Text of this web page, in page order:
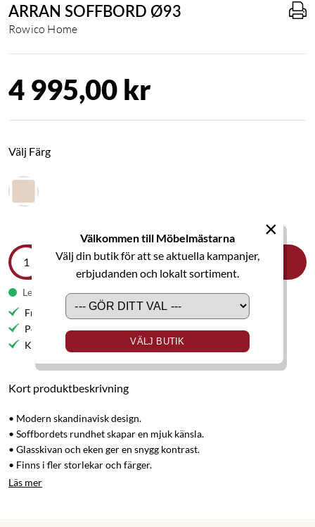
Välkommen till Möbelmästarna
Välj din butik för att se aktuella kampanjer,
erbjudanden och lokalt sortiment.
VÄLJ BUTIK
×
ARRAN SOFFBORD Ø93
Rowico Home
4 995,00 kr
Välj Färg
LÄGG I VARUKORGEN
Leveranstid 1-2 veckor
Fri frakt till butik
Personlig service
Kvalitetsmöbler
Kort produktbeskrivning
• Modern skandinavisk design.
• Soffbordets rundhet skapar en mjuk känsla.
• Glasskivan och eken ger en snygg kontrast.
• Finns i fler storlekar och färger.
Läs mer